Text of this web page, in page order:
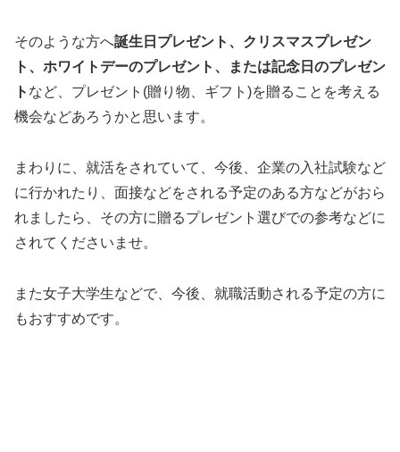
そのような方へ誕生日プレゼント、クリスマスプレゼン
ト、ホワイトデーのプレゼント、または記念日のプレゼン
ト など、プレゼント(贈り物、ギフト)を贈ることを考える
機会などあろうかと思います。
まわりに、就活をされていて、今後、企業の入社試験など
に行かれたり、面接などをされる予定のある方などがおら
れましたら、その方に贈るプレゼント選びでの参考などに
されてくださいませ。
また女子大学生などで、今後、就職活動される予定の方に
もおすすめです。